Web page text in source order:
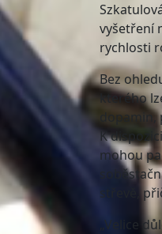
vyšetření
rychlosti
Bez
kterého
K
mohou
střevě,
„Velice